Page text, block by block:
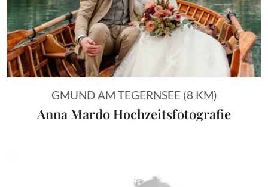
GMUND AM TEGERNSEE (8 KM)
Anna Mardo Hochzeitsfotografie